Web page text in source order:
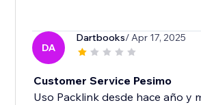
DA
Dartbooks/ Apr 17, 2025
Customer Service Pesimo
Uso Packlink desde hace año y